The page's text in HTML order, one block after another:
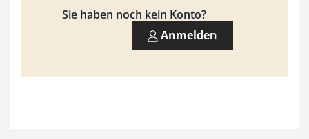
9
0
Sie haben noch kein Konto?
Anmelden